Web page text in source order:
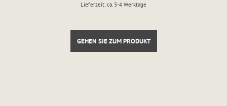
Lieferzeit: ca. 3-4 Werktage
GEHEN SIE ZUM PRODUKT